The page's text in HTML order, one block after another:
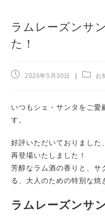
ラムレーズンサ
た！
2026年5月30日 お
いつもシェ・サンタをご愛
す。
好評いただいておりました、
再登場いたしました！
芳醇なラム酒の香りと、サ
る、大人のための特別な焼
ラムレーズンサ